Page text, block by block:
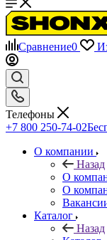
Сравнение0
Телефоны
+7 800 250-74-02
О компании
Назад
О
О
Каталог
Назад